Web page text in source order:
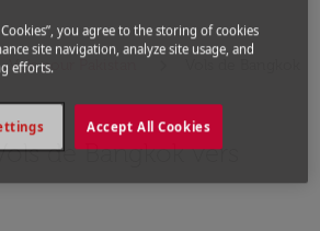
Vols pour Pakistan
de Bangkok vers
pour les options populaires
Cookies”, you agree to the storing of cookies
site navigation, analyze site usage, and
efforts.
Accept All Cookies